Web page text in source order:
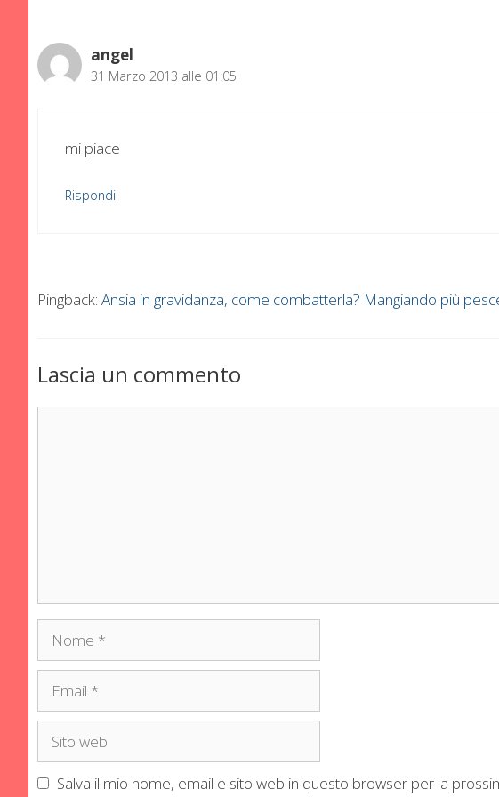
angel
31 Marzo 2013 alle 01:05
mi piace
Rispondi
Pingback: Ansia in gravidanza, come combatterla? Mangiando più
Lascia un commento
Nome
Email
Sito
Salva il mio nome, email e sito web in questo browser per la